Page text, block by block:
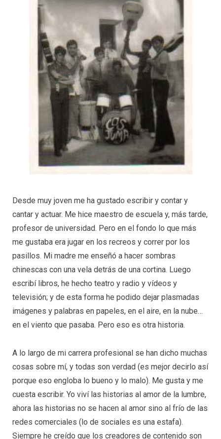
Desde muy joven me ha gustado escribir y contar y
cantar y actuar. Me hice maestro de escuela y, más tarde,
profesor de universidad. Pero en el fondo lo que más
me gustaba era jugar en los recreos y correr por los
pasillos. Mi madre me enseñó a hacer sombras
chinescas con una vela detrás de una cortina. Luego
escribí libros, he hecho teatro y radio y vídeos y
televisión; y de esta forma he podido dejar plasmadas
imágenes y palabras en papeles, en el aire, en la nube…
en el viento que pasaba. Pero eso es otra historia.
A lo largo de mi carrera profesional se han dicho muchas
cosas sobre mí, y todas son verdad (es mejor decirlo así
porque eso engloba lo bueno y lo malo). Me gusta y me
cuesta escribir. Yo viví las historias al amor de la lumbre,
ahora las historias no se hacen al amor sino al frío de las
redes comerciales (lo de sociales es una estafa).
Siempre he creído que los creadores de contenido son